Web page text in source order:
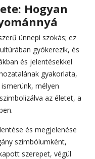
Hogyan
ünnepi szokás; ez
gyökerezik, és
és jelentésekkel
gyakorlata,
mélyen
az életet, a
és megjelenése
szimbólumként,
szerepet, végül